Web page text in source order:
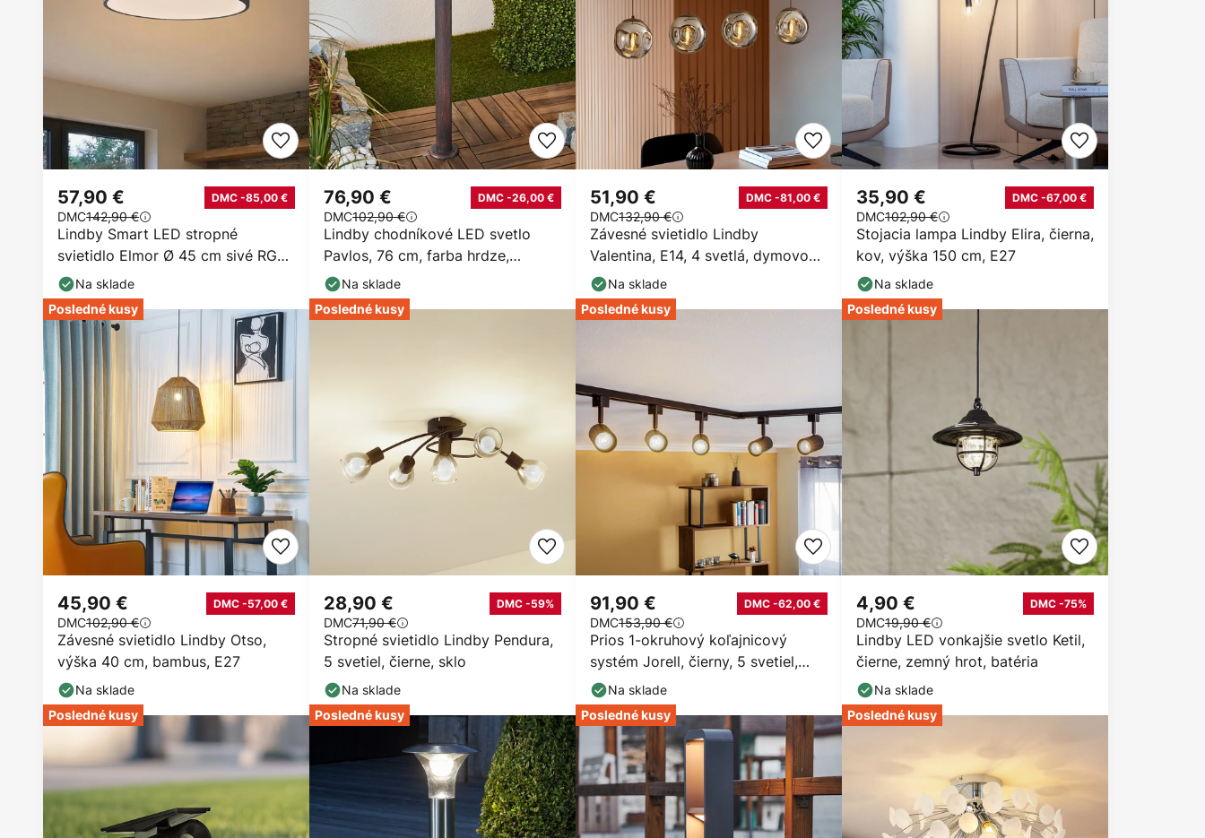
Lindby Smart LED stropné
svietidlo Elmor Ø 45 cm sivé RGB
CCT
57,90 € DMC -85,00 €
DMC142,90 €
Na sklade
Lindby chodníkové LED svetlo
Pavlos, 76 cm, farba hrdze,
nerezová oceľ
76,90 € DMC -26,00 €
DMC102,90 €
Na sklade
Závesné svietidlo Lindby
Valentina, E14, 4 svetlá, dymovo
sivá, sklo
51,90 € DMC -81,00 €
DMC132,90 €
Na sklade
Stojacia lampa Lindby Elira, čierna,
kov, výška 150 cm, E27
35,90 € DMC -67,00 €
DMC102,90 €
Na sklade
Posledné kusy
Závesné svietidlo Lindby Otso,
výška 40 cm, bambus, E27
45,90 € DMC -57,00 €
DMC102,90 €
Na sklade
Posledné kusy
Stropné svietidlo Lindby Pendura,
5 svetiel, čierne, sklo
28,90 € DMC -59%
DMC71,90 €
Na sklade
Posledné kusy
Prios 1-okruhový koľajnicový
systém Jorell, čierny, 5 svetiel,
GU10
91,90 € DMC -62,00 €
DMC153,90 €
Na sklade
Posledné kusy
Lindby LED vonkajšie svetlo Ketil,
čierne, zemný hrot, batéria
4,90 € DMC -75%
DMC19,90 €
Na sklade
Posledné kusy Posledné kusy Posledné kusy Posledné kusy